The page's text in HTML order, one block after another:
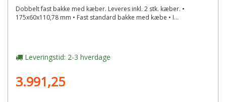
Dobbelt fast bakke med kæber. Leveres inkl. 2 stk. kæber. •
175x60x110,78 mm • Fast standard bakke med kæbe • I...
Leveringstid: 2-3 hverdage
3.991,25